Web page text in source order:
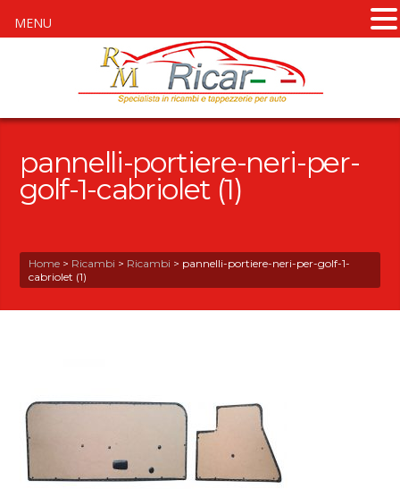
pannelli-portiere-neri-per-
golf-1-cabriolet (1)
Home > Ricambi > Ricambi > pannelli-portiere-neri-per-golf-1-
cabriolet (1)
MENU